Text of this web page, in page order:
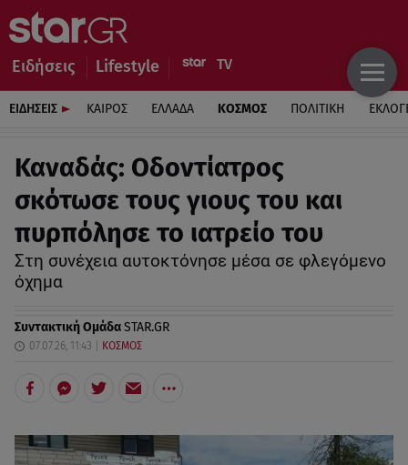
Ειδήσεις Lifestyle
ΕΙΔΗΣΕΙΣ ΚΑΙΡΟΣ ΕΛΛΑΔΑ ΚΟΣΜΟΣ ΠΟΛΙΤΙΚΗ
Καναδάς: Οδοντίατρος
σκότωσε τους γιους του και
πυρπόλησε το ιατρείο του
Στη συνέχεια αυτοκτόνησε μέσα σε φλεγόμενο
όχημα
Συντακτική ΟμάδαSTAR.GR
07.07.26, 11:43 ΚΟΣΜΟΣ